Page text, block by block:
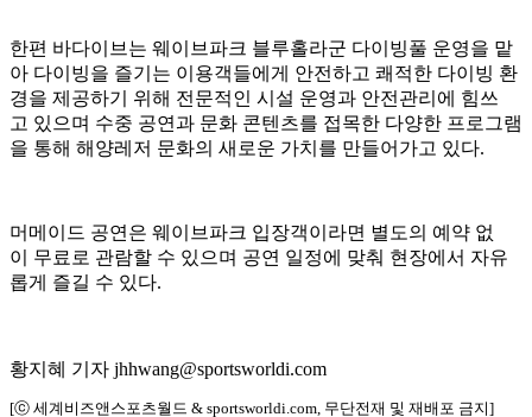
한편 바다이브는 웨이브파크 블루홀라군 다이빙풀 운영을 맡
아 다이빙을 즐기는 이용객들에게 안전하고 쾌적한 다이빙 환
경을 제공하기 위해 전문적인 시설 운영과 안전관리에 힘쓰
고 있으며 수중 공연과 문화 콘텐츠를 접목한 다양한 프로그램
을 통해 해양레저 문화의 새로운 가치를 만들어가고 있다.
머메이드 공연은 웨이브파크 입장객이라면 별도의 예약 없
이 무료로 관람할 수 있으며 공연 일정에 맞춰 현장에서 자유
롭게 즐길 수 있다.
황지혜 기자 jhhwang@sportsworldi.com
[ⓒ 세계비즈앤스포츠월드 & sportsworldi.com, 무단전재 및 재배포 금지]